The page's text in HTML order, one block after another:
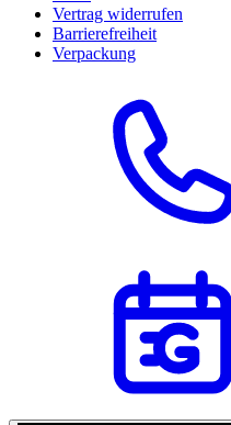
Vertrag widerrufen
Barrierefreiheit
Verpackung